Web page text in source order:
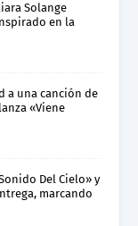
Solange
en la
a una canción de
«Viene
Del Cielo» y
marcando